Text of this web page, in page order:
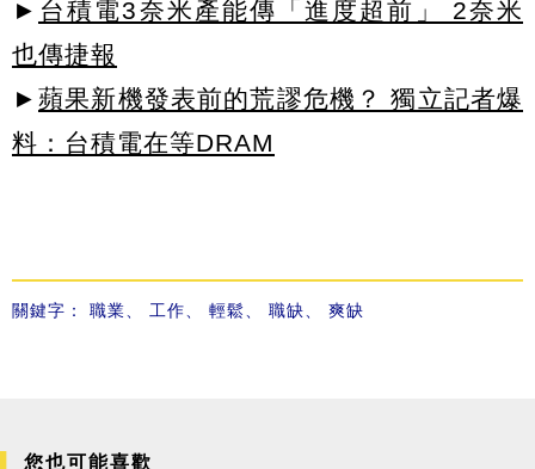
► 台積電3奈米產能傳「進度超前」 2奈米
也傳捷報
► 蘋果新機發表前的荒謬危機？ 獨立記者爆
料：台積電在等DRAM
關鍵字： 職業 工作 輕鬆 職缺 爽缺
您也可能喜歡